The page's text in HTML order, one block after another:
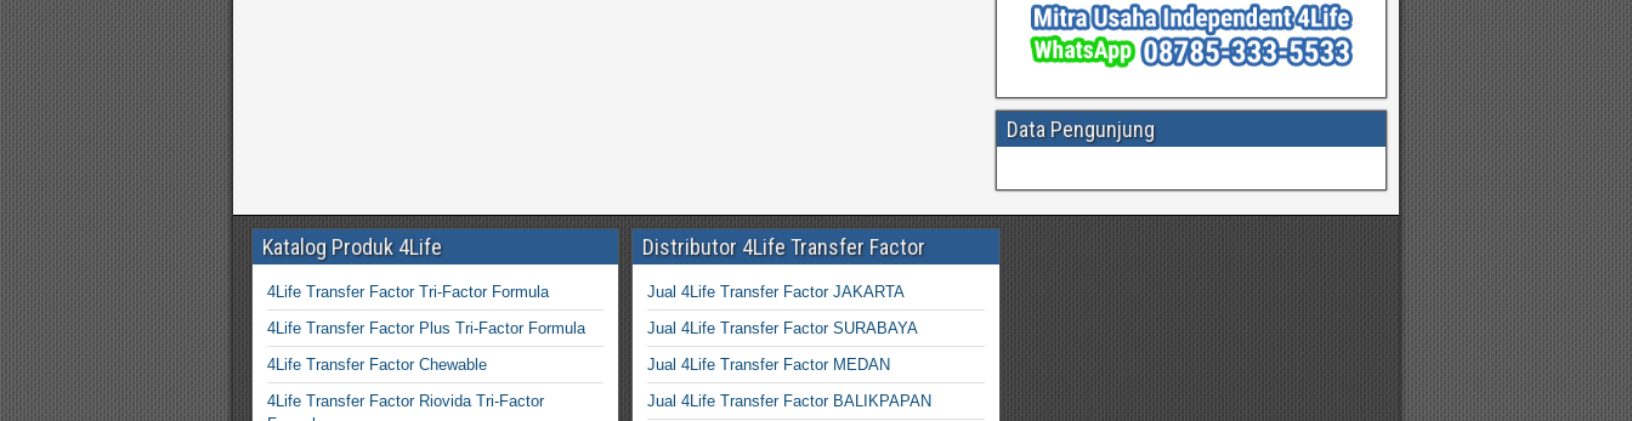
Data Pengunjung
Katalog Produk 4Life
4Life Transfer Factor Tri-Factor Formula
4Life Transfer Factor Plus Tri-Factor Formula
4Life Transfer Factor Chewable
4Life Transfer Factor Riovida Tri-Factor
Distributor 4Life Transfer Factor
Jual 4Life Transfer Factor JAKARTA
Jual 4Life Transfer Factor SURABAYA
Jual 4Life Transfer Factor MEDAN
Jual 4Life Transfer Factor BALIKPAPAN